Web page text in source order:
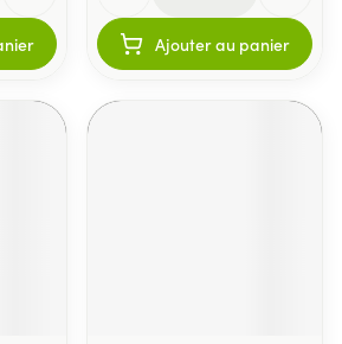
Ajouter au panier